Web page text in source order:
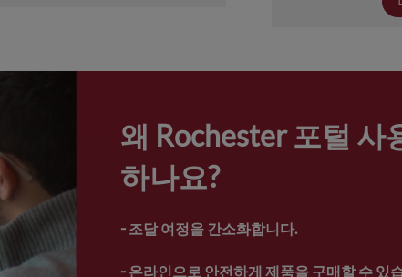
왜 Rochester 포털 사
하나요?
- 조달 여정을 간소화합니다.
- 온라인으로 안전하게 제품을 구매할 수 있